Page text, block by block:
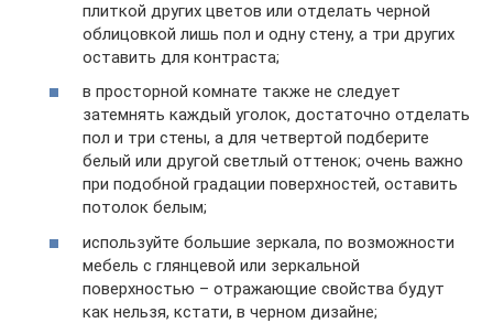
плиткой других цветов или отделать черной
облицовкой лишь пол и одну стену, а три других
оставить для контраста;
в просторной комнате также не следует
затемнять каждый уголок, достаточно отделать
пол и три стены, а для четвертой подберите
белый или другой светлый оттенок; очень важно
при подобной градации поверхностей, оставить
потолок белым;
используйте большие зеркала, по возможности
мебель с глянцевой или зеркальной
поверхностью – отражающие свойства будут
как нельзя, кстати, в черном дизайне;